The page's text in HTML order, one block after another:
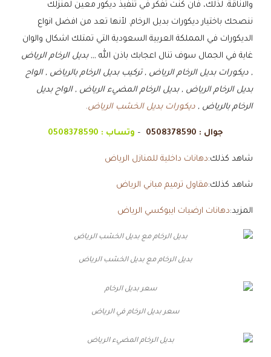
والاناقة. لذلك، فان كنت تفكر في تنفيذ ديكور معين لمنزلك
ننصحك باختيار ديكورات بديل الرخام. لأنها تعد من افضل انواع
الديكورات في المملكة العربية السعودية التي تمتلك اشكال والوان
غاية في الجمال سوف تنال اعجابك باذن الله ,,, بديل الرخام الرياض
, ديكورات بديل الرخام الرياض , تركيب بديل الرخام بالرياض , الواح
بديل الرخام الرياض , بديل الرخام المضيء الرياض , الواح بديل
الرخام بالرياض , ديكورات بديل الخشب الرياض.
جوال : 0508378590
– وتساب : 0508378590
شاهد كذلك:دهانات داخلية للمنازل الرياض
شاهد كذلك:مقاول ترميم مباني الرياض
المزيد:دهانات ارضيات ايبوكسي الرياض
بديل الرخام مع بديل الخشب الرياض
سعر بديل الرخام في الرياض